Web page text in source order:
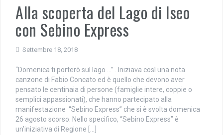
Alla scoperta del Lago di Iseo
con Sebino Express
Settembre 18, 2018
“Domenica ti porterò sul lago …” . Iniziava così una nota
canzone di Fabio Concato ed è quello che devono aver
pensato le centinaia di persone (famiglie intere, coppie o
semplici appassionati), che hanno partecipato alla
manifestazione “Sebino Express” che si è svolta domenica
26 agosto scorso. Nello specifico, “Sebino Express” è
un’iniziativa di Regione […]